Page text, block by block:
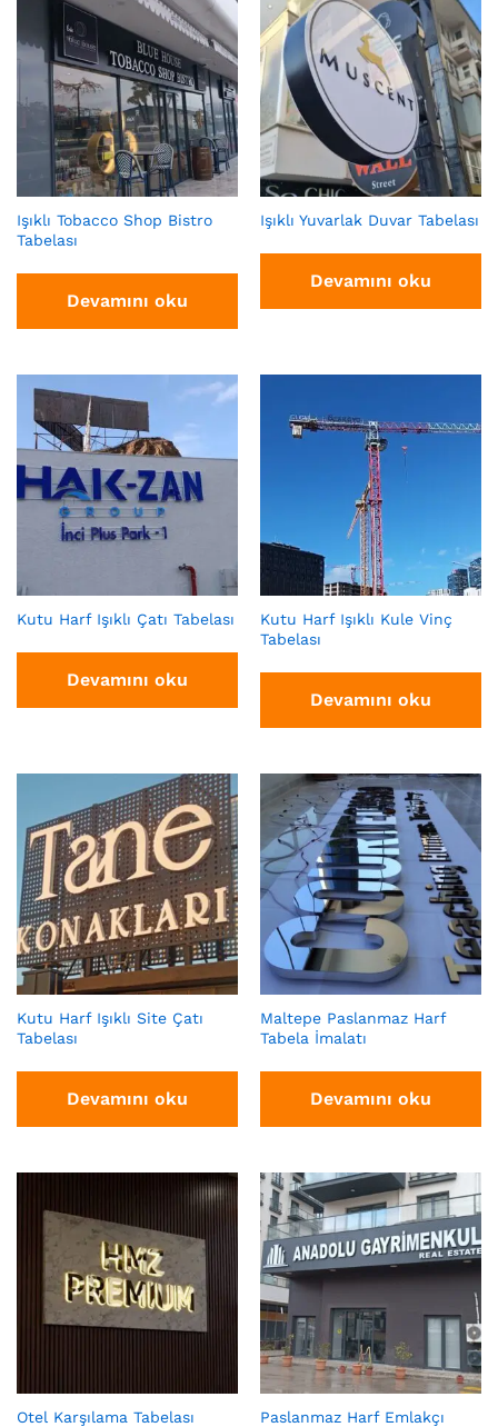
Işıklı Tobacco Shop Bistro
Tabelası
Devamını oku
Işıklı Yuvarlak Duvar Tabelası
Devamını oku
Kutu Harf Işıklı Çatı Tabelası
Devamını oku
Kutu Harf Işıklı Kule Vinç
Tabelası
Devamını oku
Kutu Harf Işıklı Site Çatı
Tabelası
Devamını oku
Maltepe Paslanmaz Harf
Tabela İmalatı
Devamını oku
Otel Karşılama Tabelası
Paslanmaz Harf Emlakçı